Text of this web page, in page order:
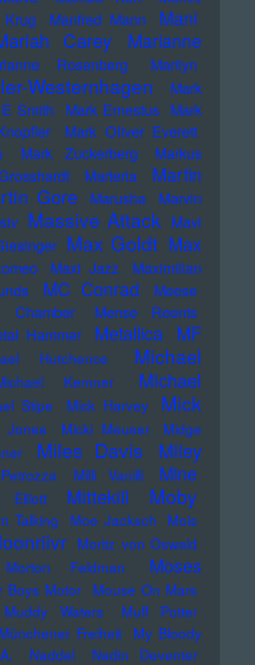
Manfred Mann Mani
Carey
Marianne
Rosenberg Marilyn
Westernhagen
Mark
Smith Mark Ernestus Mark
Mark Oliver Everett
Mark Zuckerberg
Markus
Marteria
Martin
Gore Marusha
Marvin
Massive Attack Mavi
Max Goldt Max
Maxi Jazz
Maximilian
MC Conrad
Meese
Chamber
Mense Reents
Hammer Metallica MF
Hutchence
Michael
Kemner
Michael
Stipe Mick Harvey
Mick
Jones Micki Meuser
Midge
Miles Davis
Miley
Milli Vanilli Mine
Elliott Mittekill Moby
Talking Moe Jacksch
Mois
Moritz von Oswald
Morton Feldman
Moses
Boys Motor
Mouse On Mars
Muddy Waters
Muff Potter
Münchener Freiheit
My Bloody
Naddel Nadin Deventer